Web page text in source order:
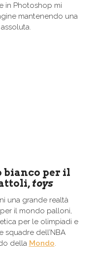
in Photoshop mi
mantenendo una
bianco per il
toys
una grande realtà
il mondo palloni,
per le olimpiadi e
squadre dell’NBA
della Mondo.